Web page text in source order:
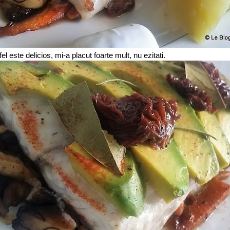
este delicios, mi-a placut foarte mult, nu ezitati.